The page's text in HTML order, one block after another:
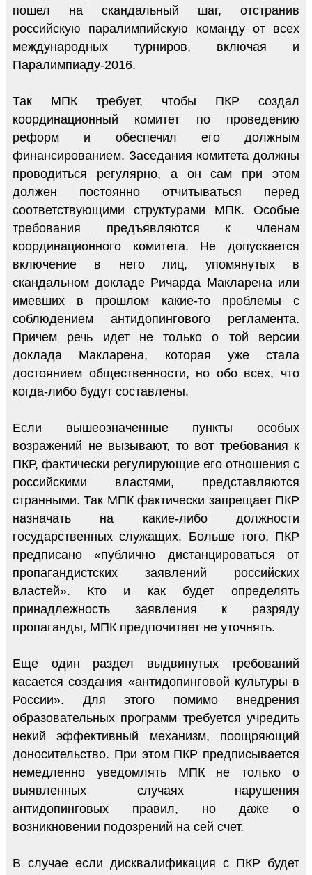
пошел на скандальный шаг, отстранив
российскую паралимпийскую команду от всех
международных турниров, включая и
Паралимпиаду-2016.
Так МПК требует, чтобы ПКР создал
координационный комитет по проведению
реформ и обеспечил его должным
финансированием. Заседания комитета должны
проводиться регулярно, а он сам при этом
должен постоянно отчитываться перед
соответствующими структурами МПК. Особые
требования предъявляются к членам
координационного комитета. Не допускается
включение в него лиц, упомянутых в
скандальном докладе Ричарда Макларена или
имевших в прошлом какие-то проблемы с
соблюдением антидопингового регламента.
Причем речь идет не только о той версии
доклада Макларена, которая уже стала
достоянием общественности, но обо всех, что
когда-либо будут составлены.
Если вышеозначенные пункты особых
возражений не вызывают, то вот требования к
ПКР, фактически регулирующие его отношения с
российскими властями, представляются
странными. Так МПК фактически запрещает ПКР
назначать на какие-либо должности
государственных служащих. Больше того, ПКР
предписано «публично дистанцироваться от
пропагандистских заявлений российских
властей». Кто и как будет определять
принадлежность заявления к разряду
пропаганды, МПК предпочитает не уточнять.
Еще один раздел выдвинутых требований
касается создания «антидопинговой культуры в
России». Для этого помимо внедрения
образовательных программ требуется учредить
некий эффективный механизм, поощряющий
доносительство. При этом ПКР предписывается
немедленно уведомлять МПК не только о
выявленных случаях нарушения
антидопинговых правил, но даже о
возникновении подозрений на сей счет.
В случае если дисквалификация с ПКР будет